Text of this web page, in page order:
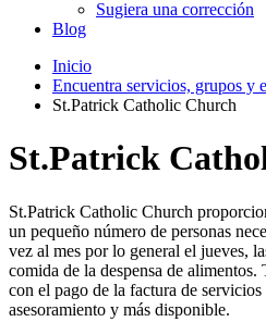
Sugiera una corrección
Blog
Inicio
Encuentra servicios, grupos y
St.Patrick Catholic Church
St.Patrick
St.Patrick Catholic Church
un pequeño número de personas
vez al mes por lo general el jueves,
comida de la despensa de alimentos.
con el pago de la factura de
asesoramiento y más disponible.